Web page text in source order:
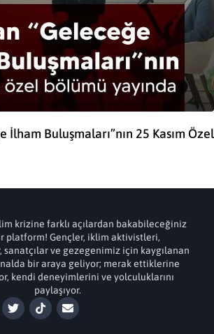
İlham Buluşmaları”nın 25 Kasım Özel
krizine farklı açılardan bakabileceğiniz
platform! Gençler, iklim aktivistleri,
ve gezegenimiz için kaygılanan
bir araya geliyor; merak ettiklerine
kendi deneyimlerini ve yolculuklarını
paylaşıyor.